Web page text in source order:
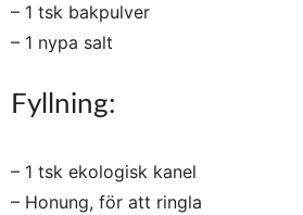
– 1 tsk bakpulver
– 1 nypa salt
Fyllning:
– 1 tsk ekologisk kanel
– Honung, för att ringla